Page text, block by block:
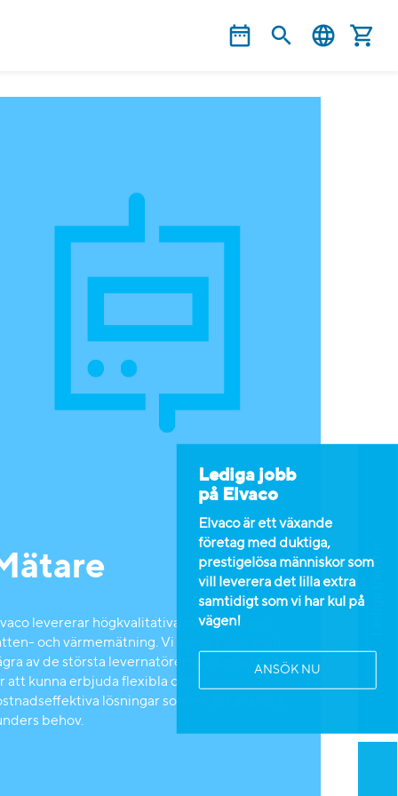
Lediga tjänster
Lediga jobb
på Elvaco
Elvaco är ett växande
företag med duktiga,
prestigelösa människor som
vill leverera det lilla extra
samtidigt som vi har kul på
vägen!
ANSÖK NU
levererar högkvalitativa mätare för el-,
och värmemätning. Vi samarbetar med
av de största levernatörerna på marknaden
att kunna erbjuda flexibla och
lösningar som möter alla våra
behov.